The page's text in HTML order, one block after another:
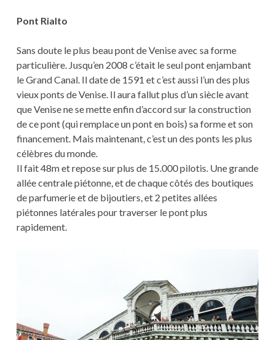
Pont Rialto
Sans doute le plus beau pont de Venise avec sa forme
particulière. Jusqu’en 2008 c’était le seul pont enjambant
le Grand Canal. Il date de 1591 et c’est aussi l’un des plus
vieux ponts de Venise. Il aura fallut plus d’un siècle avant
que Venise ne se mette enfin d’accord sur la construction
de ce pont (qui remplace un pont en bois) sa forme et son
financement. Mais maintenant, c’est un des ponts les plus
célèbres du monde.
Il fait 48m et repose sur plus de 15.000 pilotis. Une grande
allée centrale piétonne, et de chaque côtés des boutiques
de parfumerie et de bijoutiers, et 2 petites allées
piétonnes latérales pour traverser le pont plus
rapidement.